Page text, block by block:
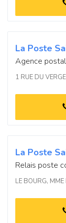
La Poste
Agence
1 RUE DU
La Poste
Relais poste
LE BOURG,